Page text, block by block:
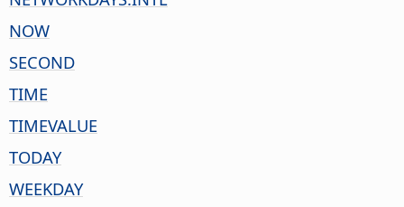
NOW
SECOND
TIME
TIMEVALUE
TODAY
WEEKDAY